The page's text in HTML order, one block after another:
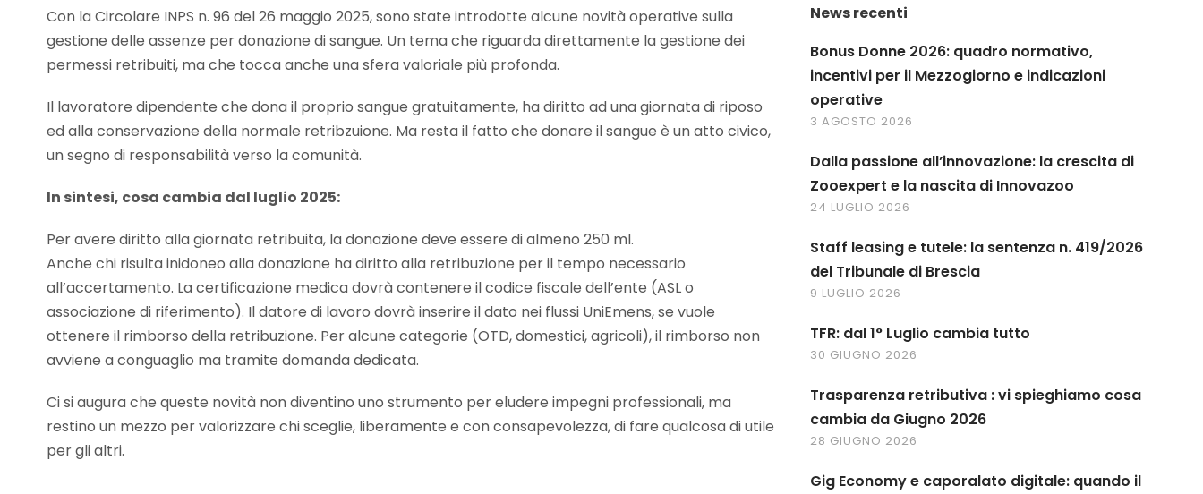
Con la Circolare INPS n. 96 del 26 maggio 2025, sono state introdotte alcune novità operative sulla
gestione delle assenze per donazione di sangue. Un tema che riguarda direttamente la gestione dei
permessi retribuiti, ma che tocca anche una sfera valoriale più profonda.
Il lavoratore dipendente che dona il proprio sangue gratuitamente, ha diritto ad una giornata di riposo
ed alla conservazione della normale retribzuione. Ma resta il fatto che donare il sangue è un atto civico,
un segno di responsabilità verso la comunità.
In sintesi, cosa cambia dal luglio 2025:
Per avere diritto alla giornata retribuita, la donazione deve essere di almeno 250 ml.
Anche chi risulta inidoneo alla donazione ha diritto alla retribuzione per il tempo necessario
all’accertamento. La certificazione medica dovrà contenere il codice fiscale dell’ente (ASL o
associazione di riferimento). Il datore di lavoro dovrà inserire il dato nei flussi UniEmens, se vuole
ottenere il rimborso della retribuzione. Per alcune categorie (OTD, domestici, agricoli), il rimborso non
avviene a conguaglio ma tramite domanda dedicata.
Ci si augura che queste novità non diventino uno strumento per eludere impegni professionali, ma
restino un mezzo per valorizzare chi sceglie, liberamente e con consapevolezza, di fare qualcosa di utile
per gli altri.
News recenti
Bonus Donne 2026: quadro normativo,
incentivi per il Mezzogiorno e indicazioni
operative
3 AGOSTO 2026
Dalla passione all’innovazione: la crescita di
Zooexpert e la nascita di Innovazoo
24 LUGLIO 2026
Staff leasing e tutele: la sentenza n. 419/2026
del Tribunale di Brescia
9 LUGLIO 2026
TFR: dal 1° Luglio cambia tutto
30 GIUGNO 2026
Trasparenza retributiva : vi spieghiamo cosa
cambia da Giugno 2026
28 GIUGNO 2026
Gig Economy e caporalato digitale: quando il